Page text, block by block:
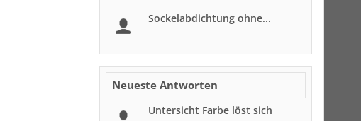
Sockelabdichtung ohne...
Neueste Antworten
Untersicht Farbe löst sich